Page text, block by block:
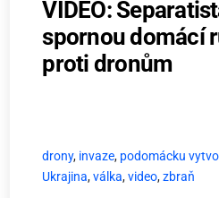
VIDEO:
spornou domácí
proti dronům
drony, invaze, podomácku
Ukrajina,válka,video,zbraň